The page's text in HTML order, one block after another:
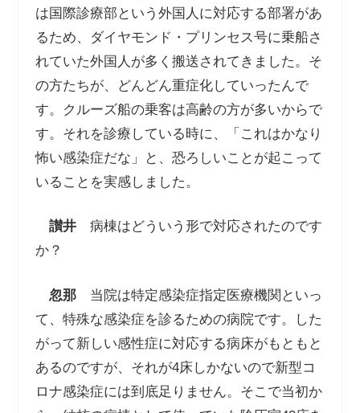
は国際診療部という外国人に対応する部署があ
るため、ダイヤモンド・プリンセス号に乗船さ
れていた外国人が多く搬送されてきました。そ
の方たちが、どんどん重症化していったんで
す。クルーズ船の乗客は高齢の方が多いからで
す。それを診療している時に、「これはかなり
怖い感染症だな」と、恐ろしいことが起こって
いることを実感しました。
讃井病棟はどういう形で対応されたのです
か？
忽那当院は特定感染症指定医療機関といっ
て、特殊な感染症を診るための病院です。した
がって新しい感性症に対応する病床がもともと
あるのですが、それが4床しかないので新型コ
ロナ感染症には到底足りません。そこで当初か